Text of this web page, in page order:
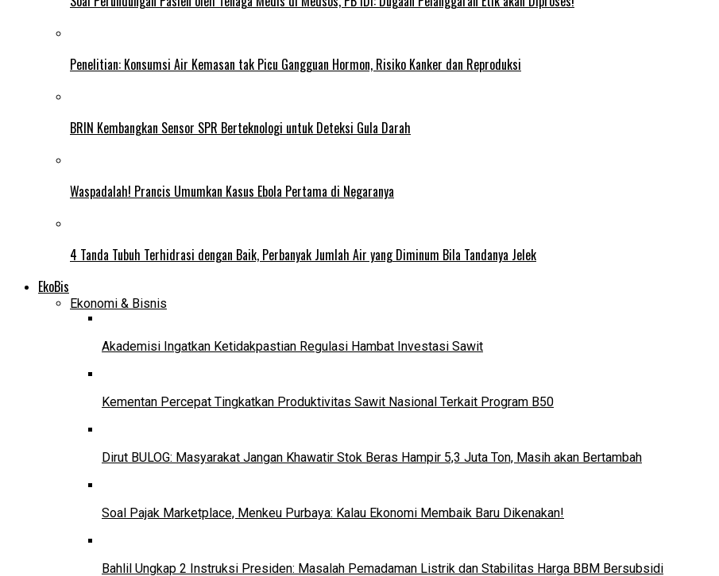
Penelitian: Konsumsi Air Kemasan tak Picu Gangguan Hormon, Risiko Kanker dan Reproduksi
BRIN Kembangkan Sensor SPR Berteknologi untuk Deteksi Gula Darah
Waspadalah! Prancis Umumkan Kasus Ebola Pertama di Negaranya
4 Tanda Tubuh Terhidrasi dengan Baik, Perbanyak Jumlah Air yang Diminum Bila Tandanya Jelek
EkoBis
Ekonomi & Bisnis
Akademisi Ingatkan Ketidakpastian Regulasi Hambat Investasi Sawit
Kementan Percepat Tingkatkan Produktivitas Sawit Nasional Terkait Program B50
Dirut BULOG: Masyarakat Jangan Khawatir Stok Beras Hampir 5,3 Juta Ton, Masih akan Bertambah
Soal Pajak Marketplace, Menkeu Purbaya: Kalau Ekonomi Membaik Baru Dikenakan!
Bahlil Ungkap 2 Instruksi Presiden: Masalah Pemadaman Listrik dan Stabilitas Harga BBM Bersubsidi